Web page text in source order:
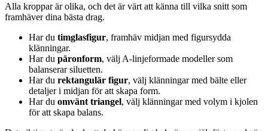
Alla kroppar är olika, och det är värt att känna till vilka snitt som
framhäver dina bästa drag.
Har du timglasfigur, framhäv midjan med figursydda
klänningar.
Har du päronform, välj A-linjeformade modeller som
balanserar siluetten.
Har du rektangulär figur, välj klänningar med bälte eller
detaljer i midjan för att skapa form.
Har du omvänt triangel, välj klänningar med volym i kjolen
för att skapa balans.